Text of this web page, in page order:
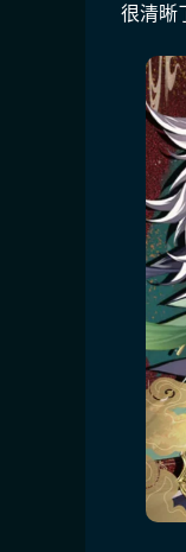
很清晰